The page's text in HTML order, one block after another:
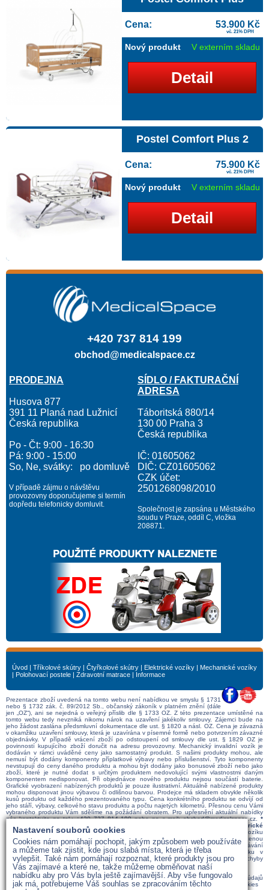
Cena: 53.900 Kč
vč. 21% DPH
Nový produkt V externím skladu
Detail
Postel Comfort Plus 2
Cena: 75.900 Kč
vč. 21% DPH
Nový produkt V externím skladu
Detail
+420 737 814 199
obchod@medicalspace.cz
PRODEJNA
Husova 877
391 11 Planá nad Lužnicí
Česká republika
Po - Čt: 9:00 - 16:30
Pá: 9:00 - 15:00
So, Ne, svátky: po domluvě
V případě zájmu o návštěvu
provozovny doporučujeme si termín
dopředu telefonicky domluvit.
SÍDLO / FAKTURAČNÍ
ADRESA
Táboritská 880/14
130 00 Praha 3
Česká republika
IČ: 01605062
DIČ: CZ01605062
CZK účet:
2501268098/2010
Společnost je zapsána u Městského
soudu v Praze, oddíl C, vložka
208871.
Úvod Tříkolové skútry Čtyřkolové skútry Elektrické vozíky
Mechanické vozíky
Polohovací postele Zdravotní matrace Informace
Prezentace zboží uvedená na tomto webu není nabídkou ve smyslu § 1731
nebo § 1732 zák. č. 89/2012 Sb., občanský zákoník v platném znění (dále
jen „OZ“), ani se nejedná o veřejný příslib dle § 1733 OZ. Z této prezentace umístěné na
tomto webu tedy nevzniká nikomu nárok na uzavření jakékoliv smlouvy. Zájemci bude na
jeho žádost zaslána předsmluvní dokumentace dle ust. § 1820 a násl. OZ. Cena je závazná
v okamžiku uzavření smlouvy, která je uzavírána v písemné formě nebo potvrzením závazné
objednávky. V případě vrácení zboží po odstoupení od smlouvy dle ust. § 1829 OZ je
povinností kupujícího zboží doručit na adresu provozovny. Mechanický invalidní vozík je
dodáván v rámci uváděné ceny jako samostatný produkt. S našimi produkty mohou, ale
nemusí být dodány komponenty příplatkové výbavy nebo příslušenství. Tyto komponenty
nevstupují do ceny daného produktu a mohou být dodány jako bonusové zboží nebo jako
zboží, které je nutné dodat s určitým produktem nedovolující svými vlastnostmi daným
komponentem nedisponovat. Při objednávce nového produktu nejsou součástí baterie.
Grafické vyobrazení nabízených produktů je pouze ilustrativní. Aktuálně nabízené produkty
mohou disponovat jinou výbavou či odlišnou barvou. Prodejce má skladem obvykle několik
kusů produktu od každého prezentovaného typu. Cena konkrétního produktu se odvíjí od
jeho stáří, výbavy, celkového stavu produktu a počtu najetých kilometrů. Přesnou cenu Vámi
vybraného produktu Vám sdělíme na požádání obratem. Pro upřesnění aktuální nabídky
nás kontaktujte na tel.:+420 737 814 199nebo na e-mail:obchod@medicalspace.cz.*
Doprava zdarma po ČR pro elektrické vozíky a skútry. Doprava zdarma pro elektrické
vozíky a skútry po SR při objednávce nad 1000€.
** Maximální dojezd elektrického vozíku
či skútru je uváděn za ideálních podmínek při použití baterií s kapacitou doporučenou
výrobcem. V praxi se dojezd snižuje v závislosti na váze uživatele, terénu, překonávání
překážek, stáří baterií, teplotě, počtu rozjezdů a zastavení, nesprávném tlaku v
pneumatikách, stylu jízdy atd. Provozovatel webu nenese odpovědnost za případné chyby
nebo nepřesnosti na webových stránkách.
Informace o zpětném odběru baterií a akumulátorů pro konečné uživatele|Správa os. údajů
dle GDPR |Cookies|Odkazy|Články|Dokumenty|Správa souhlasu s použitím cookies
Nastavení souborů cookies
Cookies nám pomáhají pochopit, jakým způsobem web používáte
a můžeme tak zjistit, kde jsou slabá místa, která je třeba
vylepšit. Také nám pomáhají rozpoznat, které produkty jsou pro
Vás zajímavé a které ne, takže můžeme obměňovat naší
nabídku aby pro Vás byla ještě zajímavější. Aby vše fungovalo
jak má, potřebujeme Váš souhlas se zpracováním těchto